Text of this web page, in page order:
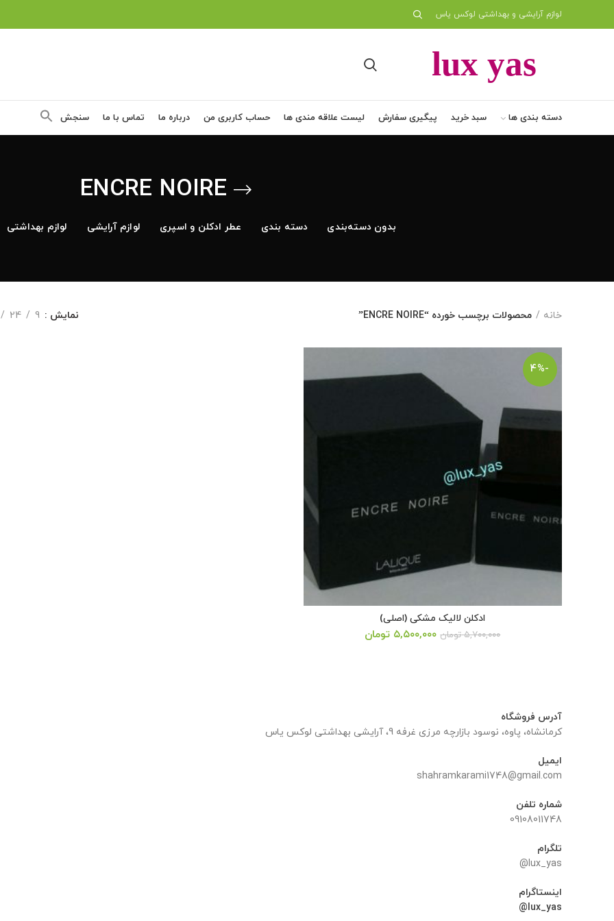
لوازم آرایشی و بهداشتی لوکس یاس
دسته بندی ها سبد خرید پیگیری سفارش لیست علاقه مندی ها حساب کاربری من درباره ما تماس با ما سنجش
ENCRE NOIRE
بدون دسته‌بندی دسته بندی عطر ادکلن و اسپری لوازم آرایشی لوازم بهداشتی
خانه محصولات برچسب خورده “ENCRE NOIRE” نمایش 9
24
-4%
ادکلن لالیک مشکی (اصلی)
۵,۷۰۰,۰۰۰ تومان قیمت
۵,۵۰۰,۰۰۰ تومانقیمت
آدرس فروشگاه
کرمانشاه، پاوه، نوسود بازارچه مرزی غرفه 9، آرایشی بهداشتی لوکس یاس
ایمیل
shahramkarami1748@gmail.com
شماره تلفن
09108011748
تلگرام
lux_yas@
اینستاگرام
lux_yas@